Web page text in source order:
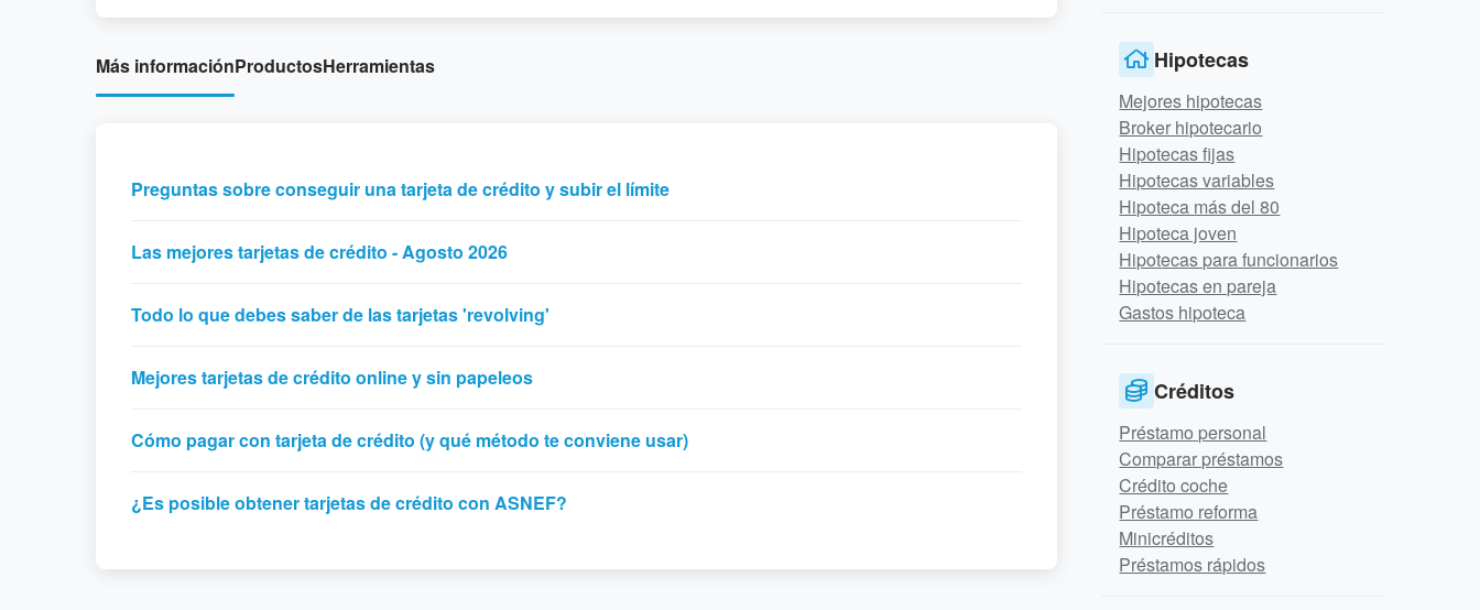
Más informaciónProductosHerramientas
Preguntas sobre conseguir una tarjeta de crédito y subir el límite
Las mejores tarjetas de crédito - Agosto 2026
Todo lo que debes saber de las tarjetas 'revolving'
Mejores tarjetas de crédito online y sin papeleos
Cómo pagar con tarjeta de crédito (y qué método te conviene usar)
¿Es posible obtener tarjetas de crédito con ASNEF?
Hipotecas
Mejores hipotecas
Broker hipotecario
Hipotecas fijas
Hipotecas variables
Hipoteca más del 80
Hipoteca joven
Hipotecas para funcionarios
Hipotecas en pareja
Gastos hipoteca
Créditos
Préstamo personal
Comparar préstamos
Crédito coche
Préstamo reforma
Minicréditos
Préstamos rápidos